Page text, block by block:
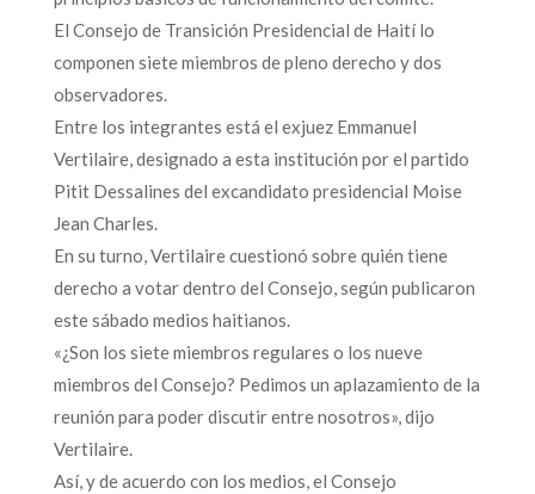
El Consejo de Transición Presidencial de Haití lo
componen siete miembros de pleno derecho y dos
observadores.
Entre los integrantes está el exjuez Emmanuel
Vertilaire, designado a esta institución por el partido
Pitit Dessalines del excandidato presidencial Moise
Jean Charles.
En su turno, Vertilaire cuestionó sobre quién tiene
derecho a votar dentro del Consejo, según publicaron
este sábado medios haitianos.
«¿Son los siete miembros regulares o los nueve
miembros del Consejo? Pedimos un aplazamiento de la
reunión para poder discutir entre nosotros», dijo
Vertilaire.
Así, y de acuerdo con los medios, el Consejo